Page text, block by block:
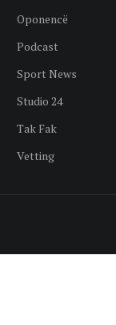
Oponencë
Podcast
Sport News
Studio 24
Tak Fak
Vetting